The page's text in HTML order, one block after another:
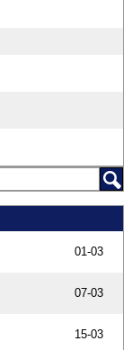
01-03
07-03
15-03